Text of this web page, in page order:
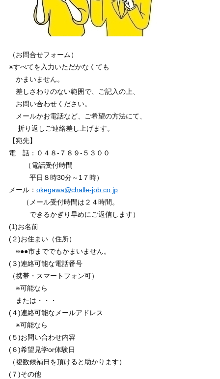
（お問合せフォーム）
※すべてを入力いただかなくても
かまいません。
差しさわりのない範囲で、ご記入の上、
お問い合わせください。
メールかお電話など、ご希望の方法にて、
折り返しご連絡差し上げます。
【宛先】
電 話：０４８-７８９-５３００
（電話受付時間
平日８時30分～1７時）
メール： okegawa@challe-job.co.jp
（メール受付時間は２４時間。
できるかぎり早めにご返信します）
(1)お名前
(２)お住まい（住所）
※●●市まででもかまいません。
(３)連絡可能な電話番号
（携帯・スマートフォン可）
※可能なら
または・・・
(４)連絡可能なメールアドレス
※可能なら
(５)お問い合わせ内容
(６)希望見学or体験日
（複数候補日を頂けると助かります）
(７)その他